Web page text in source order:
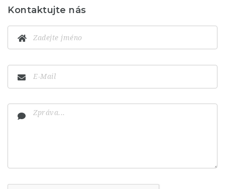
Kontaktujte nás